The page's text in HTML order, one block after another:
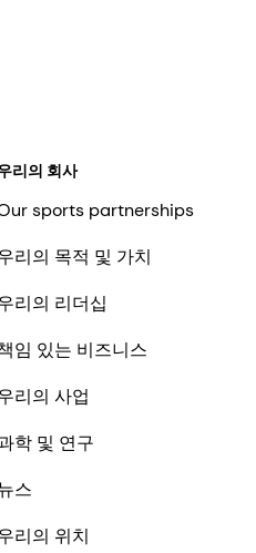
리의 회사
sports partnerships
리의 목적 및 가치
리의 리더십
임 있는 비즈니스
리의 사업
학 및 연구
스
리의 위치